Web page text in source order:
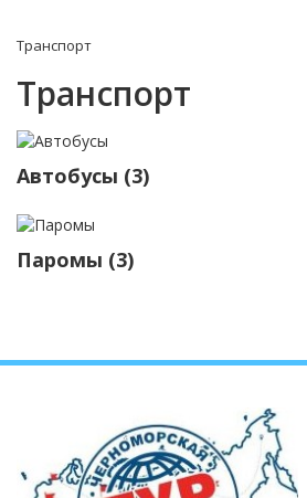
Транспорт
Транспорт
Автобусы (3)
Паромы (3)